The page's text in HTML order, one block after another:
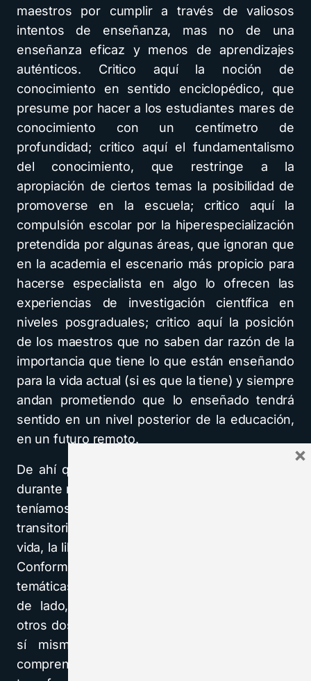
maestros por cumplir a través de valiosos
intentos de enseñanza, mas no de una
enseñanza eficaz y menos de aprendizajes
auténticos. Critico aquí la noción de
conocimiento en sentido enciclopédico, que
presume por hacer a los estudiantes mares de
conocimiento con un centímetro de
profundidad; critico aquí el fundamentalismo
del conocimiento, que restringe a la
apropiación de ciertos temas la posibilidad de
promoverse en la escuela; critico aquí la
compulsión escolar por la hiperespecialización
pretendida por algunas áreas, que ignoran que
en la academia el escenario más propicio para
hacerse especialista en algo lo ofrecen las
experiencias de investigación científica en
niveles posgraduales; critico aquí la posición
de los maestros que no saben dar razón de la
importancia que tiene lo que están enseñando
para la vida actual (si es que la tiene) y siempre
andan prometiendo que lo enseñado tendrá
sentido en un nivel posterior de la educación,
en un futuro remoto.
De ahí que propongo que, considerando que
durante mucho tiempo esta experiencia que no
teníamos será una época de aprestamiento,
transitoriamente hagamos una tregua por la
vida, la libertad, la transformación y la felicidad.
Conformemos ese frente ante las unidades
temáticas y sus contenidos, no para dejarlos
de lado, sino para aprovecharlos mejor en
otros dos sentidos: emplearlos no como fin en
sí mismos sino como instrumentos para
comprender y vivir mejor la vida, la libertad, la
×